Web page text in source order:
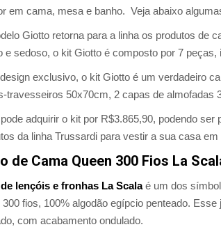
em cama, mesa e banho. Veja abaixo
Giotto retorna para a linha os produtos de
e sedoso, o kit Giotto é composto por 7
exclusivo, o kit Giotto é um verdadeiro
travesseiros 50x70cm, 2 capas de almofadas
adquirir o kit por R$3.865,90, podendo
da linha Trussardi para vestir a sua casa em
de Cama Queen 300 Fios La
lençóis e fronhas La Scalaé um dos
fios, 100% algodão egípcio penteado.
com acabamento ondulado.